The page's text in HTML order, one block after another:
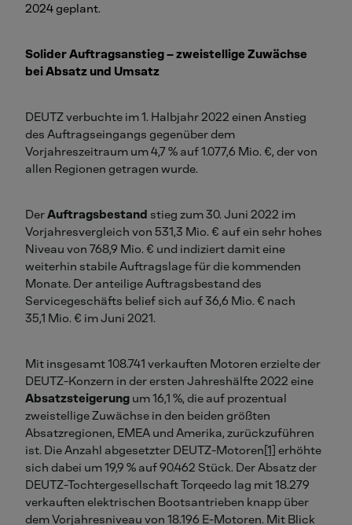
2024 geplant.
Solider Auftragsanstieg – zweistellige Zuwächse
bei Absatz und Umsatz
DEUTZ verbuchte im 1. Halbjahr 2022 einen Anstieg
des Auftragseingangs gegenüber dem
Vorjahreszeitraum um 4,7 % auf 1.077,6 Mio. €, der von
allen Regionen getragen wurde.
DerAuftragsbestand stieg zum 30. Juni 2022 im
Vorjahresvergleich von 531,3 Mio. € auf ein sehr hohes
Niveau von 768,9 Mio. € und indiziert damit eine
weiterhin stabile Auftragslage für die kommenden
Monate. Der anteilige Auftragsbestand des
Servicegeschäfts belief sich auf 36,6 Mio. € nach
35,1 Mio. € im Juni 2021.
Mit insgesamt 108.741 verkauften Motoren erzielte der
DEUTZ-Konzern in der ersten Jahreshälfte 2022 eine
Absatzsteigerung um 16,1 %, die auf prozentual
zweistellige Zuwächse in den beiden größten
Absatzregionen, EMEA und Amerika, zurückzuführen
ist. Die Anzahl abgesetzter DEUTZ-Motoren[1] erhöhte
sich dabei um 19,9 % auf 90.462 Stück. Der Absatz der
DEUTZ-Tochtergesellschaft Torqeedo lag mit 18.279
verkauften elektrischen Bootsantrieben knapp über
dem Vorjahresniveau von 18.196 E-Motoren. Mit Blick